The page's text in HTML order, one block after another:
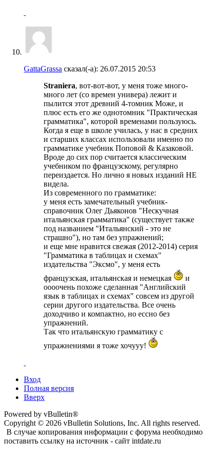
GattaGrassa сказал(-а): 26.07.2015 20:53
Straniera, вот-вот-вот, у меня тоже много-
много лет (со времен универа) лежит и
пылится этот древний 4-томник Може, и
плюс есть его же однотомник "Практическая
грамматика", которой временами пользуюсь.
Когда я еще в школе училась, у нас в средних
и старших классах использовали именно по
грамматике учебник Поповой & Казаковой.
Вроде до сих пор считается классическим
учебником по французскому, регулярно
переиздается. Но лично я новых изданий НЕ
видела.
Из современного по грамматике:
у меня есть замечательный учебник-
справочник Олег Дьяконов "Нескучная
итальянская грамматика" (существует также
под названием "Итальянский - это не
страшно"), но там без упражнений;
и еще мне нравится свежая (2012-2014) серия
"Грамматика в таблицах и схемах"
издательства "Эксмо", у меня есть
французская, итальянская и немецкая
и
оооочень похоже сделанная "Английский
язык в таблицах и схемах" совсем из другой
серии другого издательства. Все очень
доходчиво и компактно, но ессно без
упражнений.
Так что итальянскую грамматику с
упражнениями я тоже хочууу!
Вход
Полная версия
Вверх
Powered by vBulletin®
Copyright © 2026 vBulletin Solutions, Inc. All rights reserved.
В случае копирования информации с форума необходимо
поставить ссылку на источник - сайт intdate.ru